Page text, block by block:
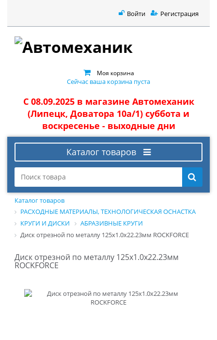
Войти Регистрация
Моя корзина
Сейчас ваша корзина пуста
С 08.09.2025 в магазине Автомеханик
(Липецк, Доватора 10а/1) суббота и
воскресенье - выходные дни
Каталог товаров
Каталог товаров
РАСХОДНЫЕ МАТЕРИАЛЫ, ТЕХНОЛОГИЧЕСКАЯ ОСНАСТКА
КРУГИ И ДИСКИ
АБРАЗИВНЫЕ КРУГИ
Диск отрезной по металлу 125x1.0x22.23мм ROCKFORCE
Диск отрезной по металлу 125x1.0x22.23мм
ROCKFORCE